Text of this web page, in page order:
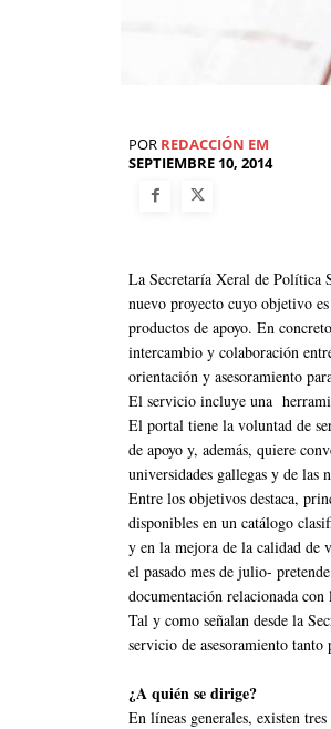
POR REDACCIÓN EM
SEPTIEMBRE 10, 2014
La Secretaría Xeral de Política
nuevo proyecto cuyo objetivo
productos de apoyo. En
intercambio y colaboración
orientación y asesoramiento
El servicio incluye una
El portal tiene la voluntad de
de apoyo y, además, quiere
universidades gallegas y de las
Entre los objetivos destaca,
disponibles en un catálogo
y en la mejora de la calidad de
el pasado mes de julio-
documentación relacionada con
Tal y como señalan desde la
servicio de asesoramiento
¿A quién se dirige?
En líneas generales, existen